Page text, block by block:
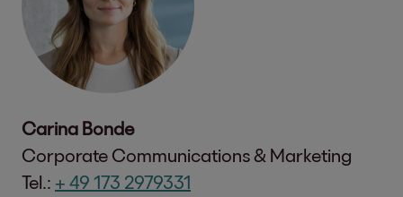
Carina Bonde
Corporate Communications & Marketing
Tel.: + 49 173 2979331